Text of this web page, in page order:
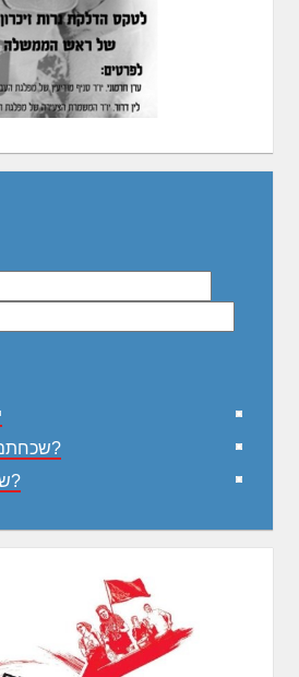
שכחתם שם משתמש?
שכחתם סיסמא?